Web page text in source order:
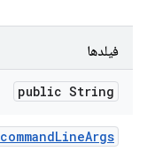
فیلدها
public String
commandLineArgs